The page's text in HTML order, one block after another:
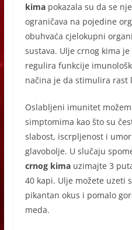
kimapokazala su da se
ograničava na pojedine
obuhvaća cjelokupni
sustava. Ulje crnog kima
regulira funkcije
načina je da stimulira rast
Oslabljeni imunitet
simptomima kao što su
slabost, iscrpljenost i
glavobolje. U slučaju
crnog kimauzimajte 3
40 kapi. Ulje možete uzeti
pikantan okus i pomalo
meda.